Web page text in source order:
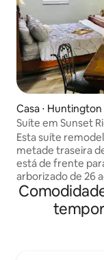
Casa ⋅ Huntington
Suíte em Sunset
pequeno lago.
Esta suíte
metade traseira
está de frente
arborizado de 26
caminhada de
varandas com
privativa. Esta